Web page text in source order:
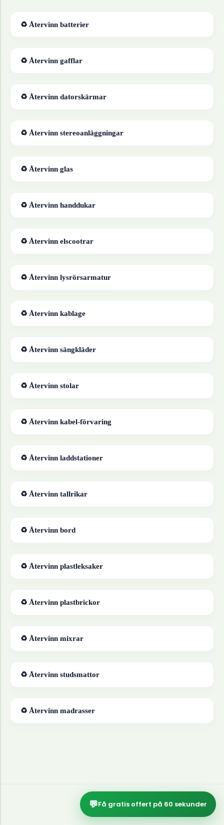
♻ Återvinn batterier
♻ Återvinn gafflar
♻ Återvinn datorskärmar
♻ Återvinn stereoanläggningar
♻ Återvinn glas
♻ Återvinn handdukar
♻ Återvinn elscootrar
♻ Återvinn lysrörsarmatur
♻ Återvinn kablage
♻ Återvinn sängkläder
♻ Återvinn stolar
♻ Återvinn kabel-förvaring
♻ Återvinn laddstationer
♻ Återvinn tallrikar
♻ Återvinn bord
♻ Återvinn plastleksaker
♻ Återvinn plastbrickor
♻ Återvinn mixrar
♻ Återvinn studsmattor
♻ Återvinn madrasser
💬Få gratis offert på 60 sekunder